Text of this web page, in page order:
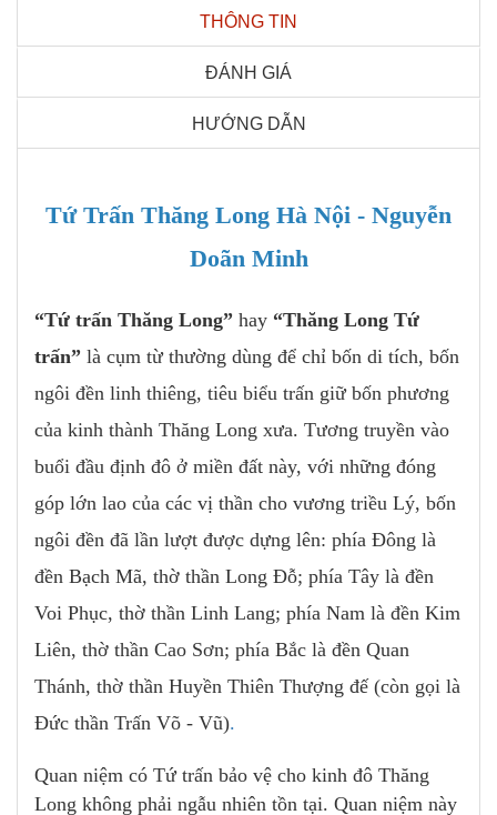
THÔNG TIN
ĐÁNH GIÁ
HƯỚNG DẪN
Tứ Trấn Thăng Long Hà Nội - Nguyễn
Doãn Minh
“Tứ trấn Thăng Long” hay “Thăng Long Tứ
trấn” là cụm từ thường dùng để chỉ bốn di tích, bốn
ngôi đền linh thiêng, tiêu biểu trấn giữ bốn phương
của kinh thành Thăng Long xưa. Tương truyền vào
buổi đầu định đô ở miền đất này, với những đóng
góp lớn lao của các vị thần cho vương triều Lý, bốn
ngôi đền đã lần lượt được dựng lên: phía Đông là
đền Bạch Mã, thờ thần Long Đỗ; phía Tây là đền
Voi Phục, thờ thần Linh Lang; phía Nam là đền Kim
Liên, thờ thần Cao Sơn; phía Bắc là đền Quan
Thánh, thờ thần Huyền Thiên Thượng đế (còn gọi là
Đức thần Trấn Võ - Vũ).
Quan niệm có Tứ trấn bảo vệ cho kinh đô Thăng
Long không phải ngẫu nhiên tồn tại. Quan niệm này